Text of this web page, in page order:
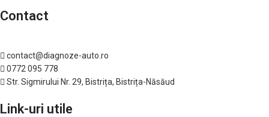
Contact
contact@diagnoze-auto.ro
0772 095 778
Str. Sigmirului Nr. 29, Bistrița, Bistrița-Năsăud
Link-uri utile